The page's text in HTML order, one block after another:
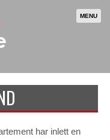
MENU
har inlett en